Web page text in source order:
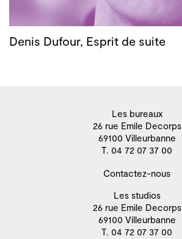
Denis Dufour, Esprit de suite
Les bureaux
26 rue Emile Decorps
69100 Villeurbanne
T. 04 72 07 37 00
Contactez-nous
Les studios
26 rue Emile Decorps
69100 Villeurbanne
T. 04 72 07 37 00